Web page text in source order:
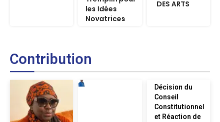
les Idées
Novatrices
DES ARTS
Contribution
Décision du
Conseil
Constitutionnel
et Réaction de